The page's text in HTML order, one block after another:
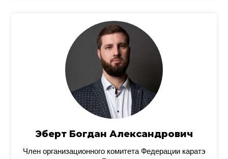
Эберт Богдан Александрович
Член организационного комитета Федерации каратэ